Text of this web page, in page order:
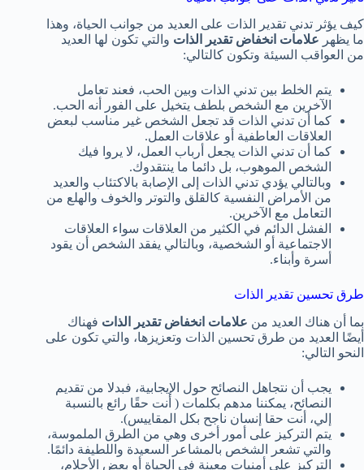
كيف يؤثر تدني تقدير الذات على العديد من جوانب الحياة، وهذا
ما يظهر علامات انخفاض تقدير الذات والتي تكون لها العديد
من العواقب السيئة وتكون كالتالي:
يتم الخلط بين تدني الذات وبين الحب، فعند تعامل
الآخرين مع الشخص بلطف يتخيل على الفور أنه الحب.
كما أن تدني الذات قد تجعل الشخص غير مناسب لبعض
العلاقات العاطفية أو علاقات العمل.
كما أن تدني الذات يجعل أرباب العمل، لا يروا فيك
الشخص الموهوب، بل دائما ما ينتقدوك.
وبالتالي يؤدي تدني الذات إلى الإصابة بالاكتئاب والعديد
من الأمراض النفسية كالقلق والتوتر والخوف والهلع من
التعامل مع الآخرين.
الفشل الدائم في الكثير من العلاقات سواء العلاقات
الاجتماعية أو الشخصية، وبالتالي يفقد الشخص أن يقود
أسرة وأبناء.
طرق تحسين تقدير الذات
بما أن هناك العديد من علامات انخفاض تقدير الذات فهناك
أيضًا العديد من طرق تحسين الذات وتعزيزها، والتي تكون على
النحو التالي:
يجب أن نتجاهل النصائح حول الإيجابية، فبدلا من تقديم
النصائح، يمكننا مدهم بكلمات ( أنت حقًا رائع بالنسبة
إلي، أنت حقا إنسان ناجح بكل المقاييس).
يتم التركيز على أمور أخرى وهي من الطرق الملموسة،
والتي تشعر الشخص بالمشاعر السعيدة واللطيفة دائمًا.
التركيز على أمنيات معينة في الحياة أو بعض الأحلام،